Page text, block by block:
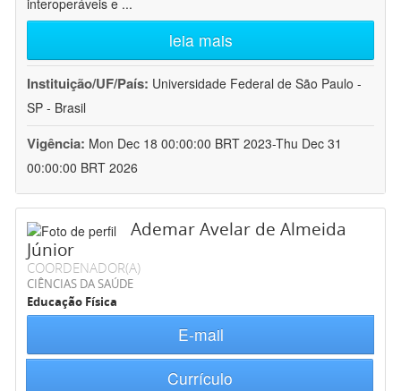
interoperáveis e ...
leia mais
Instituição/UF/País: Universidade Federal de São Paulo -
SP - Brasil
Vigência: Mon Dec 18 00:00:00 BRT 2023-Thu Dec 31
00:00:00 BRT 2026
Ademar Avelar de Almeida
Júnior
COORDENADOR(A)
CIÊNCIAS DA SAÚDE
Educação Física
E-mail
Currículo